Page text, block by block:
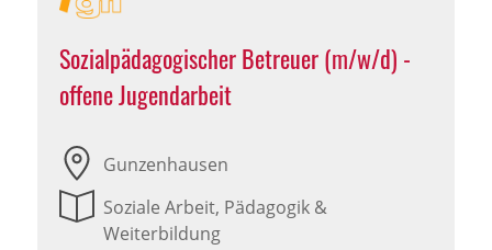
Sozialpädagogischer Betreuer (m/w/d) -
offene Jugendarbeit
Gunzenhausen
Soziale Arbeit, Pädagogik &
Weiterbildung